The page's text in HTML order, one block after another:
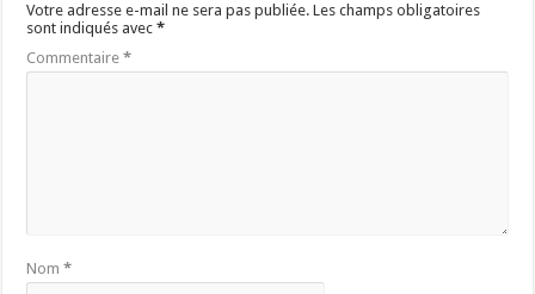
Votre adresse e-mail ne sera pas publiée. Les champs obligatoires
sont indiqués avec*
Commentaire*
Nom*